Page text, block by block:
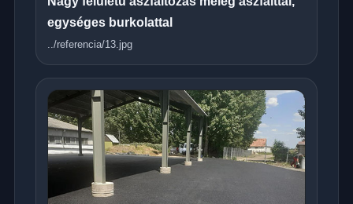
egységes burkolattal
../referencia/13.jpg